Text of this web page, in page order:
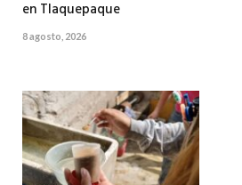
en Tlaquepaque
8 agosto, 2026